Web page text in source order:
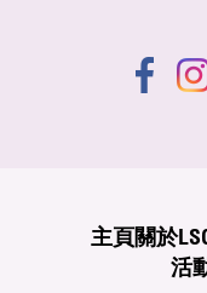
主頁 關於
活